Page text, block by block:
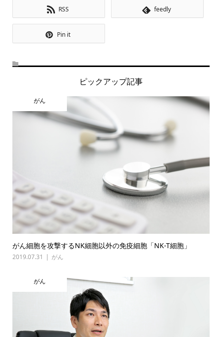
RSS feedly
Pin it
ピックアップ記事
がん
がん細胞を攻撃するNK細胞以外の免疫細胞「NK-T細胞」
2019.07.31 がん
がん